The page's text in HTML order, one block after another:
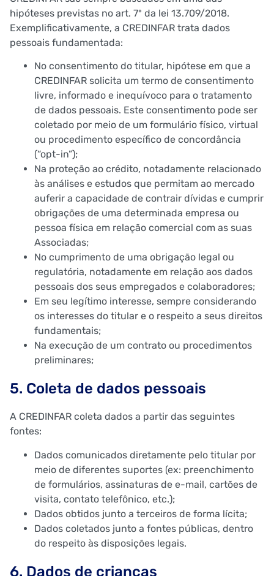
hipóteses previstas no art. 7º da lei 13.709/2018.
Exemplificativamente, a CREDINFAR trata dados
pessoais fundamentada:
No consentimento do titular, hipótese em que a
CREDINFAR solicita um termo de consentimento
livre, informado e inequívoco para o tratamento
de dados pessoais. Este consentimento pode ser
coletado por meio de um formulário físico, virtual
ou procedimento específico de concordância
(“opt-in”);
Na proteção ao crédito, notadamente relacionado
às análises e estudos que permitam ao mercado
auferir a capacidade de contrair dívidas e cumprir
obrigações de uma determinada empresa ou
pessoa física em relação comercial com as suas
Associadas;
No cumprimento de uma obrigação legal ou
regulatória, notadamente em relação aos dados
pessoais dos seus empregados e colaboradores;
Em seu legítimo interesse, sempre considerando
os interesses do titular e o respeito a seus direitos
fundamentais;
Na execução de um contrato ou procedimentos
preliminares;
5. Coleta de dados pessoais
A CREDINFAR coleta dados a partir das seguintes
fontes:
Dados comunicados diretamente pelo titular por
meio de diferentes suportes (ex: preenchimento
de formulários, assinaturas de e-mail, cartões de
visita, contato telefônico, etc.);
Dados obtidos junto a terceiros de forma lícita;
Dados coletados junto a fontes públicas, dentro
do respeito às disposições legais.
6. Dados de crianças